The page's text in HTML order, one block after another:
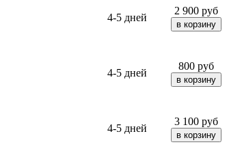
4-5 дней
2 900 руб
4-5 дней
800 руб
4-5 дней
3 100 руб